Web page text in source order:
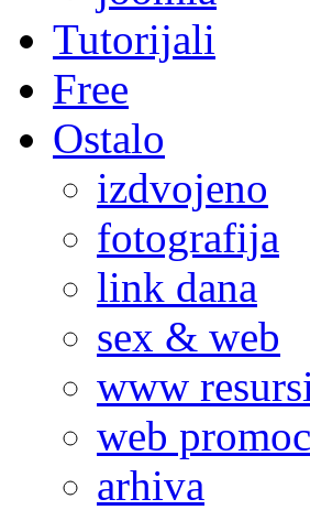
Tutorijali
Free
Ostalo
izdvojeno
fotografija
link dana
sex & web
www
web
arhiva